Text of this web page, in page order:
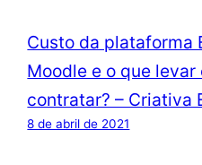
Custo da plataforma
Moodle e o que
contratar? – Criativa
8 de abril de 2021